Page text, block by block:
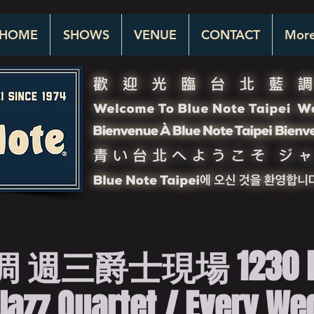
SHOWS VENUE CONTACT
週三爵士現場 1230